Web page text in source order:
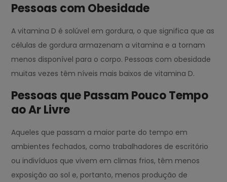
Pessoas com Obesidade
A vitamina D é solúvel em gordura, o que significa que as
células de gordura armazenam a vitamina e a tornam
menos disponível para o corpo. Pessoas com obesidade
muitas vezes têm níveis mais baixos de vitamina D.
Pessoas que Passam Pouco Tempo
ao Ar Livre
Aqueles que passam a maior parte do tempo em
ambientes fechados, como trabalhadores de escritório
ou indivíduos que vivem em climas frios, têm menos
exposição ao sol e, portanto, menos produção de